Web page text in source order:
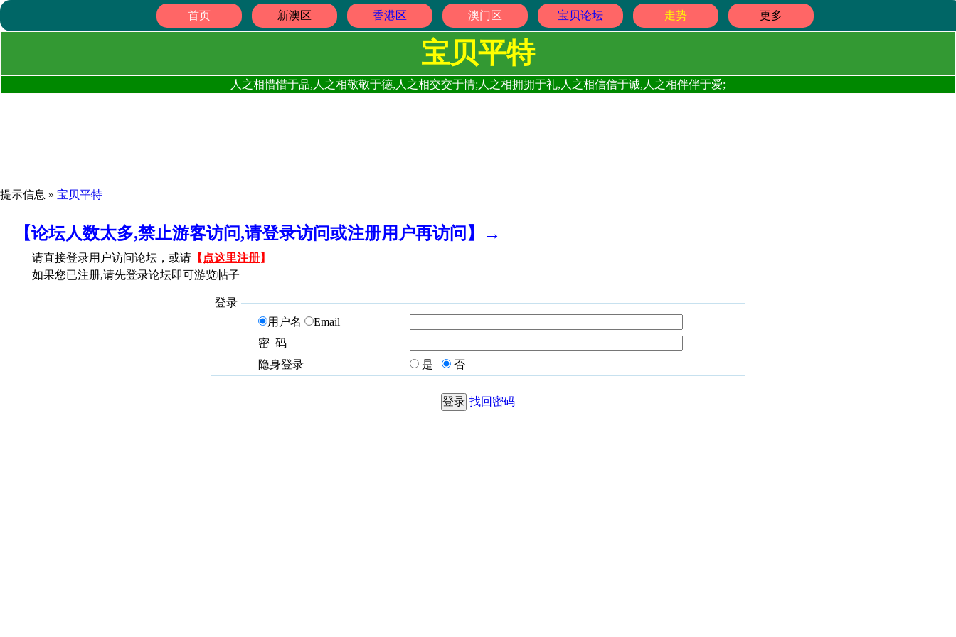
首页 新澳区 香港区 澳门区 宝贝论坛 走势 更多
宝贝平特
人之相惜惜于品,人之相敬敬于德,人之相交交于情;人之相拥拥于礼,人之相信信于诚,人之相伴伴于爱;
提示信息 » 宝贝平特
【论坛人数太多,禁止游客访问,请登录访问或注册用户再访问】→
请直接登录用户访问论坛，或请 【 点这里注册】
如果您已注册,请先登录论坛即可游览帖子
登录
用户名
Email
密 码
隐身登录
是 否
找回密码